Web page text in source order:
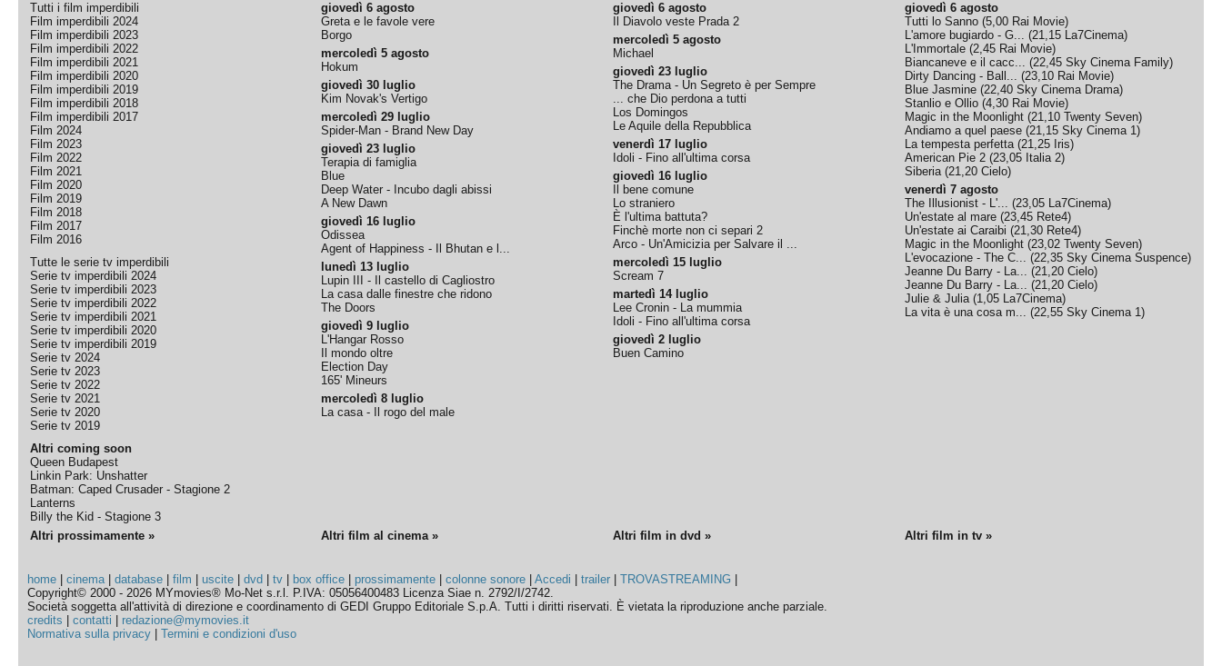
Tutti i film imperdibili
Film imperdibili 2024
Film imperdibili 2023
Film imperdibili 2022
Film imperdibili 2021
Film imperdibili 2020
Film imperdibili 2019
Film imperdibili 2018
Film imperdibili 2017
Film 2024
Film 2023
Film 2022
Film 2021
Film 2020
Film 2019
Film 2018
Film 2017
Film 2016
Tutte le serie tv imperdibili
Serie tv imperdibili 2024
Serie tv imperdibili 2023
Serie tv imperdibili 2022
Serie tv imperdibili 2021
Serie tv imperdibili 2020
Serie tv imperdibili 2019
Serie tv 2024
Serie tv 2023
Serie tv 2022
Serie tv 2021
Serie tv 2020
Serie tv 2019
Altri coming soon
Queen Budapest
Linkin Park: Unshatter
Batman: Caped Crusader - Stagione 2
Lanterns
Billy the Kid - Stagione 3
giovedì 6 agosto
Greta e le favole vere
Borgo
mercoledì 5 agosto
Hokum
giovedì 30 luglio
Kim Novak's Vertigo
mercoledì 29 luglio
Spider-Man - Brand New Day
giovedì 23 luglio
Terapia di famiglia
Blue
Deep Water - Incubo dagli abissi
A New Dawn
giovedì 16 luglio
Odissea
Agent of Happiness - Il Bhutan e l...
lunedì 13 luglio
Lupin III - Il castello di Cagliostro
La casa dalle finestre che ridono
The Doors
giovedì 9 luglio
L'Hangar Rosso
Il mondo oltre
Election Day
165' Mineurs
mercoledì 8 luglio
La casa - Il rogo del male
giovedì 6 agosto
Il Diavolo veste Prada 2
mercoledì 5 agosto
Michael
giovedì 23 luglio
The Drama - Un Segreto è per Sempre
... che Dio perdona a tutti
Los Domingos
Le Aquile della Repubblica
venerdì 17 luglio
Idoli - Fino all'ultima corsa
giovedì 16 luglio
Il bene comune
Lo straniero
È l'ultima battuta?
Finchè morte non ci separi 2
Arco - Un'Amicizia per Salvare il ...
mercoledì 15 luglio
Scream 7
martedì 14 luglio
Lee Cronin - La mummia
Idoli - Fino all'ultima corsa
giovedì 2 luglio
Buen Camino
giovedì 6 agosto
Tutti lo Sanno (5,00 Rai Movie)
L'amore bugiardo - G... (21,15 La7Cinema)
L'Immortale (2,45 Rai Movie)
Biancaneve e il cacc... (22,45 Sky Cinema Family)
Dirty Dancing - Ball... (23,10 Rai Movie)
Blue Jasmine (22,40 Sky Cinema Drama)
Stanlio e Ollio (4,30 Rai Movie)
Magic in the Moonlight (21,10 Twenty Seven)
Andiamo a quel paese (21,15 Sky Cinema 1)
La tempesta perfetta(21,25 Iris)
American Pie 2 (23,05 Italia 2)
Siberia(21,20 Cielo)
venerdì 7 agosto
The Illusionist - L'... (23,05 La7Cinema)
Un'estate al mare (23,45 Rete4)
Un'estate ai Caraibi (21,30 Rete4)
Magic in the Moonlight (23,02 Twenty Seven)
L'evocazione - The C... (22,35 Sky Cinema Suspence)
Jeanne Du Barry - La... (21,20 Cielo)
Jeanne Du Barry - La... (21,20 Cielo)
Julie & Julia(1,05 La7Cinema)
La vita è una cosa m... (22,55 Sky Cinema 1)
Altri prossimamente » Altri film al cinema » Altri film in dvd » Altri film in tv »
home |cinema|database |film |uscite |dvd |tv box office prossimamente |colonne sonore |Accedi |trailer |TROVASTREAMING
Copyright© 2000 - 2026 MYmovies® Mo-Net s.r.l. P.IVA: 05056400483 Licenza Siae n. 2792/I/2742.
Società soggetta all'attività di direzione e coordinamento di GEDI Gruppo Editoriale S.p.A. Tutti i diritti riservati. È vietata la riproduzione anche parziale.
credits |contatti
redazione@mymovies.it
Normativa sulla privacy |Termini e condizioni d'uso